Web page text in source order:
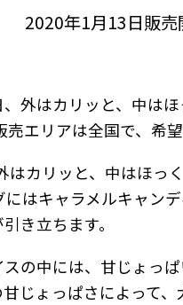
2020年1月13日販
外はカリッと、中は
エリアは全国で、希
はカリッと、中はほ
はキャラメルキャン
き立ちます。
の中には、甘じょっ
じょっぱさによって